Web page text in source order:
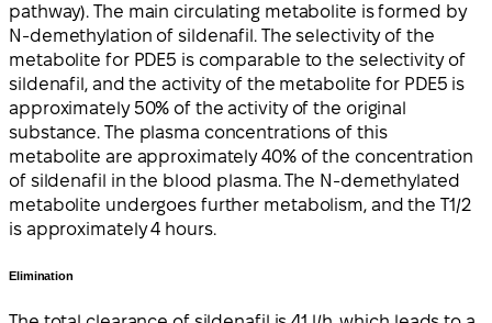
pathway). The main circulating metabolite is formed by
N-demethylation of sildenafil. The selectivity of the
metabolite for PDE5 is comparable to the selectivity of
sildenafil, and the activity of the metabolite for PDE5 is
approximately 50% of the activity of the original
substance. The plasma concentrations of this
metabolite are approximately 40% of the concentration
of sildenafil in the blood plasma. The N-demethylated
metabolite undergoes further metabolism, and the T1/2
is approximately 4 hours.
Elimination